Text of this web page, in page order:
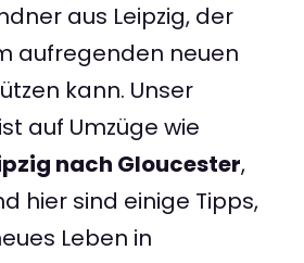
aus Leipzig, der
aufregenden neuen
kann. Unser
auf Umzüge wie
nach Gloucester,
hier sind einige Tipps,
Leben in